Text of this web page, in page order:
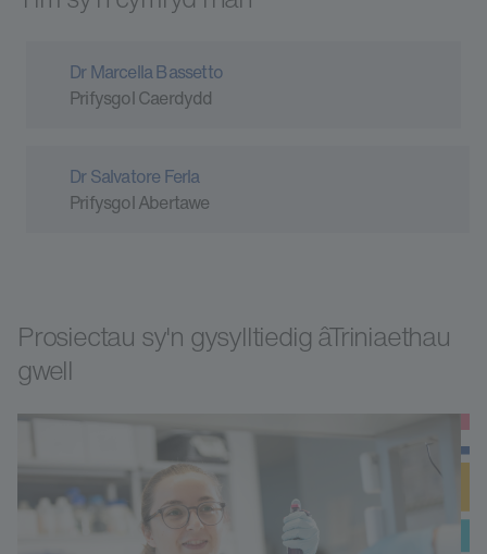
Dr Marcella Bassetto
Prifysgol Caerdydd
Dr Salvatore Ferla
Prifysgol Abertawe
Prosiectau sy'n gysylltiedig âTriniaethau
gwell